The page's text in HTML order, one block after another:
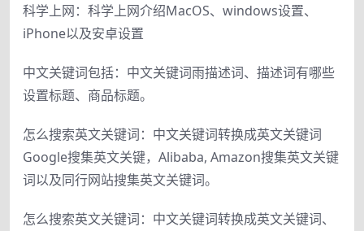
科学上网：科学上网介绍MacOS、windows设置、
iPhone以及安卓设置
中文关键词包括：中文关键词雨描述词、描述词有哪些
设置标题、商品标题。
怎么搜索英文关键词：中文关键词转换成英文关键词
Google搜集英文关键，Alibaba, Amazon搜集英文关键
词以及同行网站搜集英文关键词。
怎么搜索英文关键词：中文关键词转换成英文关键词、